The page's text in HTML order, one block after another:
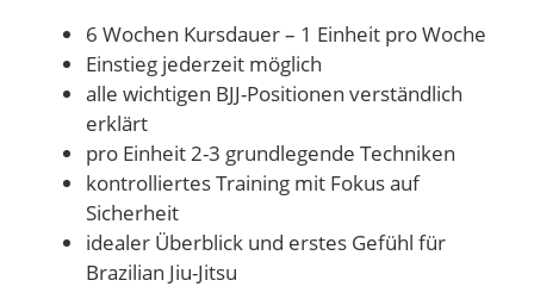
6 Wochen Kursdauer – 1 Einheit pro Woche
Einstieg jederzeit möglich
alle wichtigen BJJ-Positionen verständlich
erklärt
pro Einheit 2-3 grundlegende Techniken
kontrolliertes Training mit Fokus auf
Sicherheit
idealer Überblick und erstes Gefühl für
Brazilian Jiu-Jitsu